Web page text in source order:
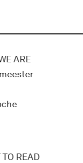
ARE
TO READ